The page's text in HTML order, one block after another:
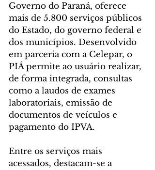
Governo do Paraná, oferece
mais de 5.800 serviços públicos
do Estado, do governo federal e
dos municípios. Desenvolvido
em parceria com a Celepar, o
PIÁ permite ao usuário realizar,
de forma integrada, consultas
como a laudos de exames
laboratoriais, emissão de
documentos de veículos e
pagamento do IPVA.
Entre os serviços mais
acessados, destacam-se a